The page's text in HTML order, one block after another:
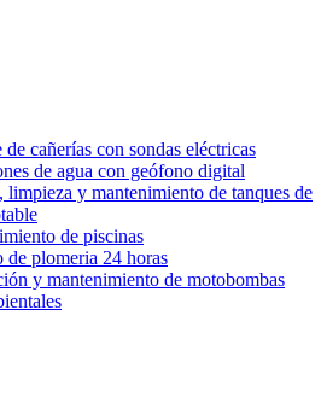
de cañerías con sondas eléctricas
de agua con geófono digital
limpieza y mantenimiento de tanques de
de piscinas
de plomeria 24 horas
y mantenimiento de motobombas